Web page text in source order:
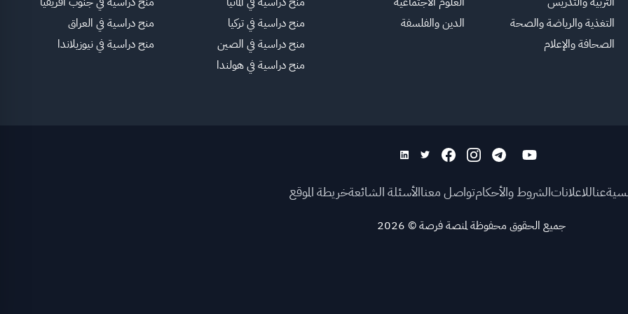
التغذية والرياضة والصحة
الصحافة والإعلام
الدين والفلسفة
منح دراسية في تركيا
منح دراسية في الصين
منح دراسية في هولندا
منح دراسية في العراق
منح دراسية في نيوزيلاندا
عناللاعلاناتالشروط والأحكامتواصل معناالأسئلة الشائعةخريطة الموقع
جميع الحقوق محفوظة لمنصة فرصة©
2026